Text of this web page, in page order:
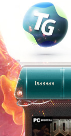
Главная